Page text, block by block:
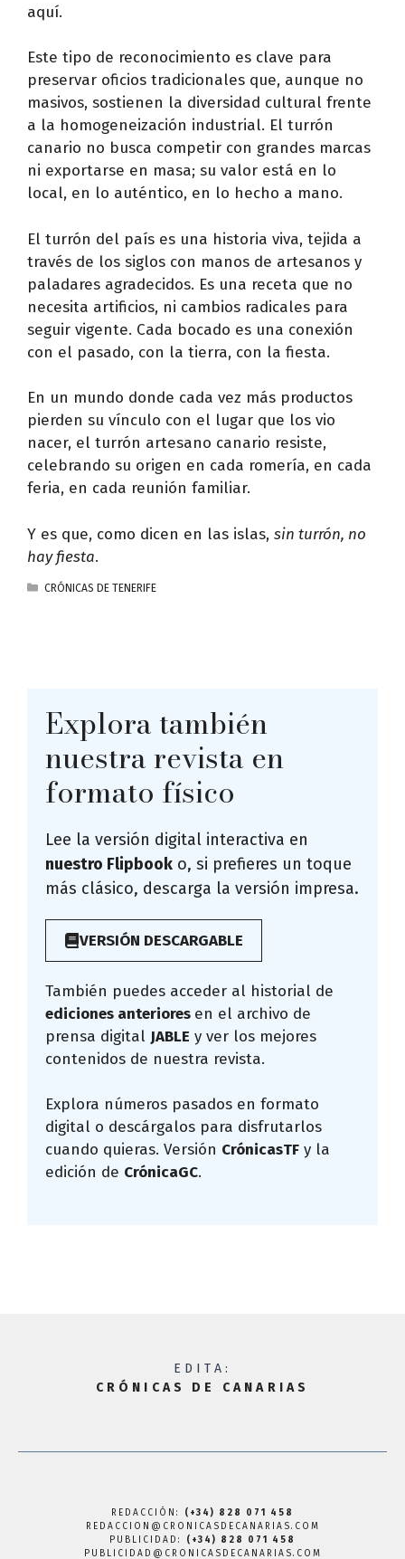
aquí.
Este tipo de reconocimiento es clave para
preservar oficios tradicionales que, aunque no
masivos, sostienen la diversidad cultural frente
a la homogeneización industrial. El turrón
canario no busca competir con grandes marcas
ni exportarse en masa; su valor está en lo
local, en lo auténtico, en lo hecho a mano.
El turrón del país es una historia viva, tejida a
través de los siglos con manos de artesanos y
paladares agradecidos. Es una receta que no
necesita artificios, ni cambios radicales para
seguir vigente. Cada bocado es una conexión
con el pasado, con la tierra, con la fiesta.
En un mundo donde cada vez más productos
pierden su vínculo con el lugar que los vio
nacer, el turrón artesano canario resiste,
celebrando su origen en cada romería, en cada
feria, en cada reunión familiar.
Y es que, como dicen en las islas, sin turrón, no
hay fiesta.
CATEGORÍAS
CRÓNICAS DE TENERIFE
Explora también
nuestra revista en
formato físico
Lee la versión digital interactiva en
nuestro Flipbook o, si prefieres un toque
más clásico, descarga la versión impresa.
VERSIÓN DESCARGABLE
También puedes acceder al historial de
ediciones anteriores en el archivo de
prensa digital JABLE y ver los mejores
contenidos de nuestra revista.
Explora números pasados en formato
digital o descárgalos para disfrutarlos
cuando quieras. Versión CrónicasTF y la
edición de CrónicaGC.
EDITA:
CRÓNICAS DE CANARIAS
REDACCIÓN: (+34) 828 071 458
REDACCION@CRONICASDECANARIAS.COM
PUBLICIDAD: (+34) 828 071 458
PUBLICIDAD@CRONICASDECANARIAS.COM